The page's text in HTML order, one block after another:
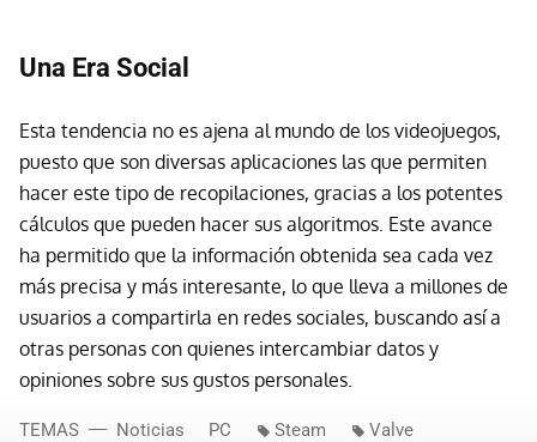
Una Era Social
Esta tendencia no es ajena al mundo de los videojuegos,
puesto que son diversas aplicaciones las que permiten
hacer este tipo de recopilaciones, gracias a los potentes
cálculos que pueden hacer sus algoritmos. Este avance
ha permitido que la información obtenida sea cada vez
más precisa y más interesante, lo que lleva a millones de
usuarios a compartirla en redes sociales, buscando así a
otras personas con quienes intercambiar datos y
opiniones sobre sus gustos personales.
TEMAS Noticias PC Steam Valve